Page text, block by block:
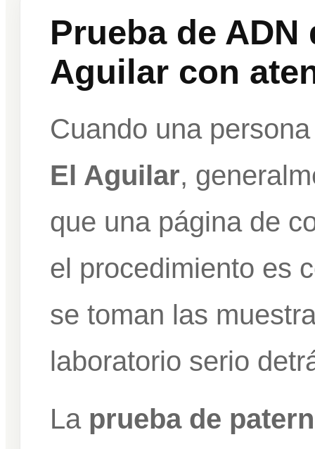
Prueba de
Aguilar con
Cuando una
El Aguilar,
que una página de
el procedimiento es
se toman las
laboratorio serio
La prueba de